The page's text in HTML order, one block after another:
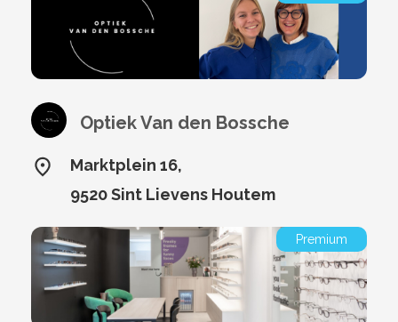
Optiek Van den Bossche
Marktplein 16,
9520 Sint Lievens Houtem
Premium